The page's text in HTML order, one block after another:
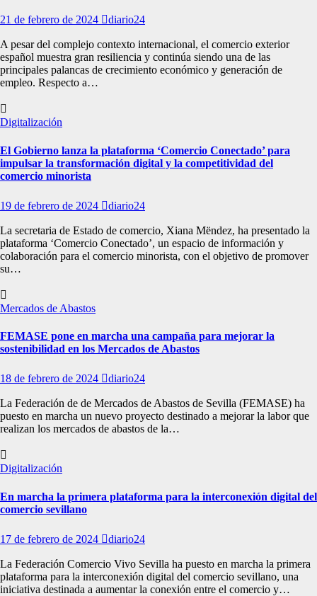
21 de febrero de 2024 diario24
A pesar del complejo contexto internacional, el comercio exterior
español muestra gran resiliencia y continúa siendo una de las
principales palancas de crecimiento económico y generación de
empleo. Respecto a…
Digitalización
El Gobierno lanza la plataforma ‘Comercio Conectado’ para
impulsar la transformación digital y la competitividad del
comercio minorista
19 de febrero de 2024 diario24
La secretaria de Estado de comercio, Xiana Mëndez, ha presentado la
plataforma ‘Comercio Conectado’, un espacio de información y
colaboración para el comercio minorista, con el objetivo de promover
su…
Mercados de Abastos
FEMASE pone en marcha una campaña para mejorar la
sostenibilidad en los Mercados de Abastos
18 de febrero de 2024 diario24
La Federación de de Mercados de Abastos de Sevilla (FEMASE) ha
puesto en marcha un nuevo proyecto destinado a mejorar la labor que
realizan los mercados de abastos de la…
Digitalización
En marcha la primera plataforma para la interconexión digital del
comercio sevillano
17 de febrero de 2024 diario24
La Federación Comercio Vivo Sevilla ha puesto en marcha la primera
plataforma para la interconexión digital del comercio sevillano, una
iniciativa destinada a aumentar la conexión entre el comercio y…